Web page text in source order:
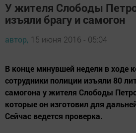
У жителя Слободы
изъяли брагу и самогон
автор, 15 июня 2016 - 05:04
В конце минувшей недели в ходе
сотрудники полиции изъяли 80
самогона у жителя Слободы
которые он изготовил для
Сейчас ведется проверка.